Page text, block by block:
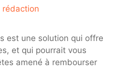
rédaction
est une solution qui offre
et qui pourrait vous
amené à rembourser